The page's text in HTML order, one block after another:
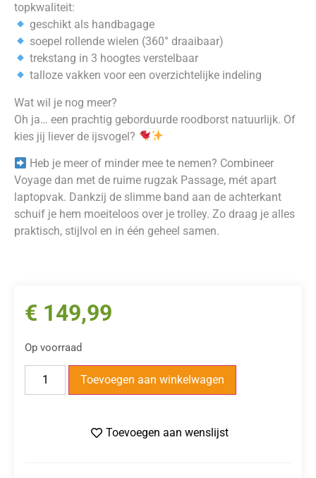
topkwaliteit:
geschikt als handbagage
soepel rollende wielen (360° draaibaar)
trekstang in 3 hoogtes verstelbaar
talloze vakken voor een overzichtelijke indeling
Wat wil je nog meer?
Oh ja… een prachtig geborduurde roodborst natuurlijk. Of
kies jij liever de ijsvogel?
Heb je meer of minder mee te nemen? Combineer
Voyage dan met de ruime rugzak Passage, mét apart
laptopvak. Dankzij de slimme band aan de achterkant
schuif je hem moeiteloos over je trolley. Zo draag je alles
praktisch, stijlvol en in één geheel samen.
€ 149,99
Op voorraad
Toevoegen aan winkelwagen
Toevoegen aan wenslijst